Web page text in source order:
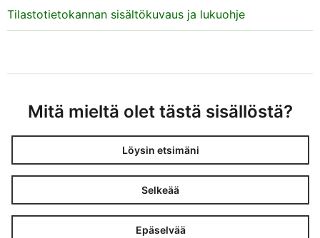
Tilastotietokannan sisältökuvaus ja lukuohje
Mitä mieltä olet tästä sisällöstä?
Löysin etsimäni
Selkeää
Epäselvää